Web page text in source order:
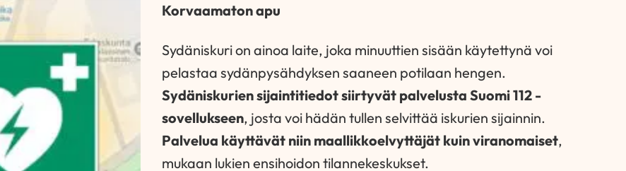
Korvaamaton apu
Sydäniskuri on ainoa laite, joka minuuttien sisään käytettynä voi
pelastaa sydänpysähdyksen saaneen potilaan hengen.
Sydäniskurien sijaintitiedot siirtyvät palvelusta Suomi 112 -
sovellukseen, josta voi hädän tullen selvittää iskurien sijainnin.
Palvelua käyttävät niin maallikkoelvyttäjät kuin viranomaiset,
mukaan lukien ensihoidon tilannekeskukset.